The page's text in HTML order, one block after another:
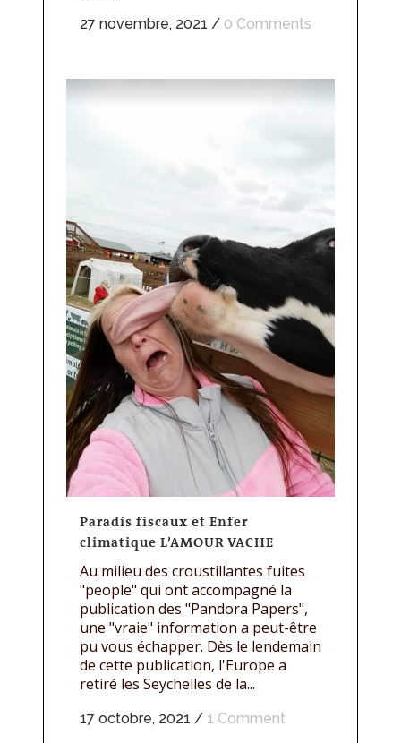
27 novembre, 2021 / 0 Comments
Paradis fiscaux et Enfer
climatique L’AMOUR VACHE
Au milieu des croustillantes fuites
"people" qui ont accompagné la
publication des "Pandora Papers",
une "vraie" information a peut-être
pu vous échapper. Dès le lendemain
de cette publication, l'Europe a
retiré les Seychelles de la...
17 octobre, 2021 / 1 Comment